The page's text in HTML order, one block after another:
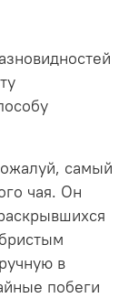
самый
чая. Он
в
побеги